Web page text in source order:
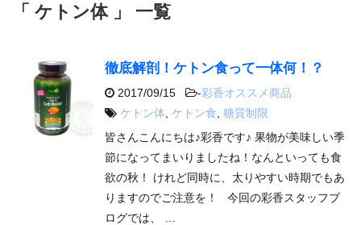
「 ケトン体 」 一覧
徹底解剖！ケトン食って一体何！？
2017/09/15 -彩香オススメ商品
ケトン体 ケトン食 糖質制限
皆さんこんにちは♪彩香です♪ 果物が美味しい季
節になってまいりましたね！なんといっても食
欲の秋！ けれど同時に、太りやすい時期でもあ
りますのでご注意を！ 今回の彩香スタッフブ
ログでは、 …